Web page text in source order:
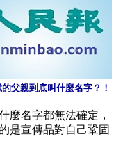
父親到底叫什麼名字？！
麼名字都無法確定，
是宣傳品對自己鞏固